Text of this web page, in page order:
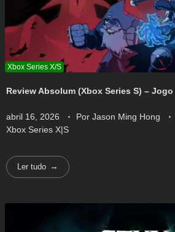
Review Absolum (Xbox Series S) –
abril 16, 2026 Por Jason Ming Hong
Xbox Series X|S
Ler tudo